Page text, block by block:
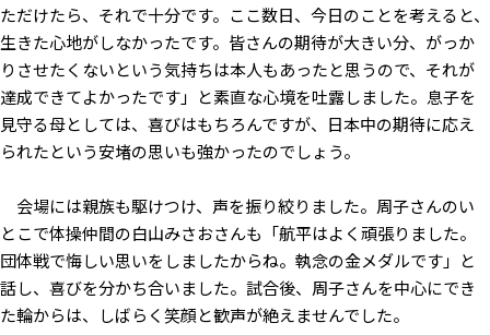
ただけたら、それで十分です。ここ数日、今日のことを考えると、
生きた心地がしなかったです。皆さんの期待が大きい分、がっか
りさせたくないという気持ちは本人もあったと思うので、それが
達成できてよかったです」と素直な心境を吐露しました。息子を
見守る母としては、喜びはもちろんですが、日本中の期待に応え
られたという安堵の思いも強かったのでしょう。
会場には親族も駆けつけ、声を振り絞りました。周子さんのい
とこで体操仲間の白山みさおさんも「航平はよく頑張りました。
団体戦で悔しい思いをしましたからね。執念の金メダルです」と
話し、喜びを分かち合いました。試合後、周子さんを中心にでき
た輪からは、しばらく笑顔と歓声が絶えませんでした。